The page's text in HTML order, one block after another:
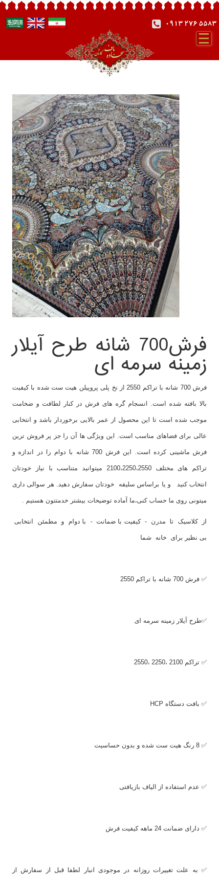
0913 276 5583
فرش700 شانه طرح آیلار
زمینه سرمه ای
فرش 700 شانه با تراکم 2550 از نخ پلی پروپیلن هیت ست شده با کیفیت
بالا بافته شده است. انسجام گره های فرش در کنار لطافت و ضخامت
موجب شده است تا این محصول از عمر بالایی برخوردار باشد و انتخابی
عالی برای فضاهای مناسب است. این ویژگی ها آن را جز پر فروش ترین
فرش ماشینی کرده است. این فرش 700 شانه با دوام را در اندازه و
تراکم های مختلف 2100،2250،2550 میتوانید متناسب با نیاز خودتان
انتخاب کنید و یا براساس سلیقه خودتان سفارش دهید. هر سوالی داری
میتونی روی ما حساب کنی،ما آماده توضیحات بیشتر خدمتتون هستیم .
از کلاسیک تا مدرن - کیفیت با ضمانت - با دوام و مطمئن انتخابی
بی نظیر برای خانه شما
✅ فرش 700 شانه با تراکم 2550
✅طرح آیلار زمینه سرمه ای
✅ تراکم 2100 ،2250 ،2550
✅ بافت دستگاه HCP
✅ 8 رنگ هیت ست شده و بدون حساسیت
✅ عدم استفاده از الیاف بازیافتی
✅ دارای ضمانت 24 ماهه کیفیت فرش
✅ به علت تغییرات روزانه در موجودی انبار لطفا قبل از سفارش از